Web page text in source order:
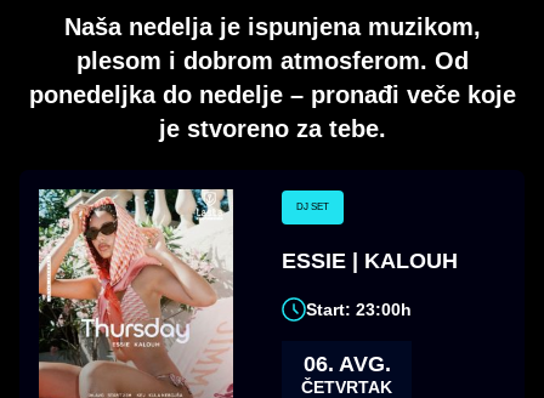
Naša nedelja je ispunjena muzikom,
plesom i dobrom atmosferom. Od
ponedeljka do nedelje – pronađi veče koje
je stvoreno za tebe.
DJ SET
ESSIE | KALOUH
Start: 23:00h
06. AVG.
ČETVRTAK